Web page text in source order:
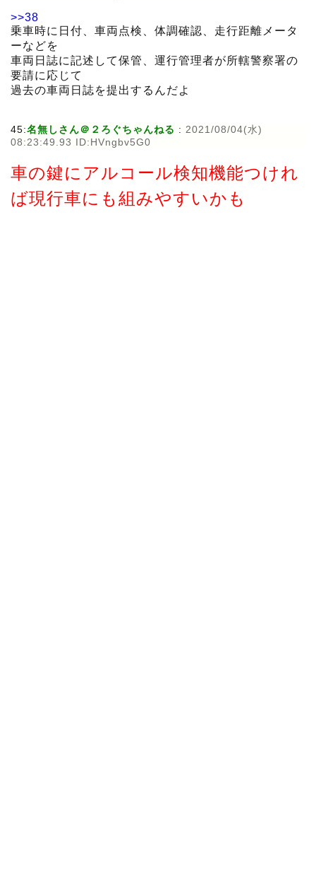
>>38
乗車時に日付、車両点検、体調確認、走行距離メータ
ーなどを
車両日誌に記述して保管、運行管理者が所轄警察署の
要請に応じて
過去の車両日誌を提出するんだよ
45:名無しさん＠２ろぐちゃんねる : 2021/08/04(水)
08:23:49.93 ID:HVngbv5G0
車の鍵にアルコール検知機能つけれ
ば現行車にも組みやすいかも